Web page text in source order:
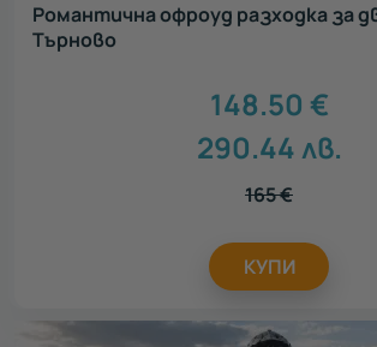
Романтична офроуд разходка за
Търново
148.50 €
290.44лв.
165€
КУПИ